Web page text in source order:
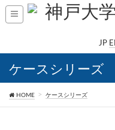
JP
ケースシリーズ
HOME ケースシリーズ